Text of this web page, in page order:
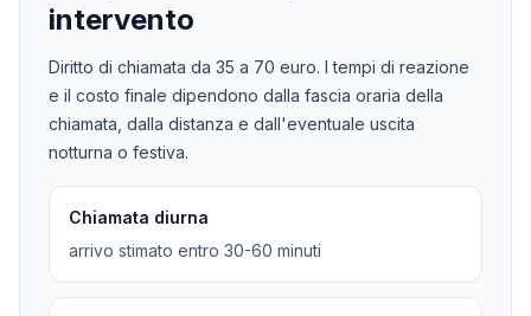
intervento
Diritto di chiamata da 35 a 70 euro. I tempi di reazione
e il costo finale dipendono dalla fascia oraria della
chiamata, dalla distanza e dall'eventuale uscita
notturna o festiva.
Chiamata diurna
arrivo stimato entro 30-60 minuti